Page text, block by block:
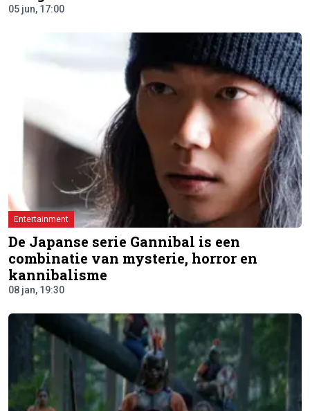
05 jun, 17:00
Entertainment
De Japanse serie Gannibal is een
combinatie van mysterie, horror en
kannibalisme
08 jan, 19:30